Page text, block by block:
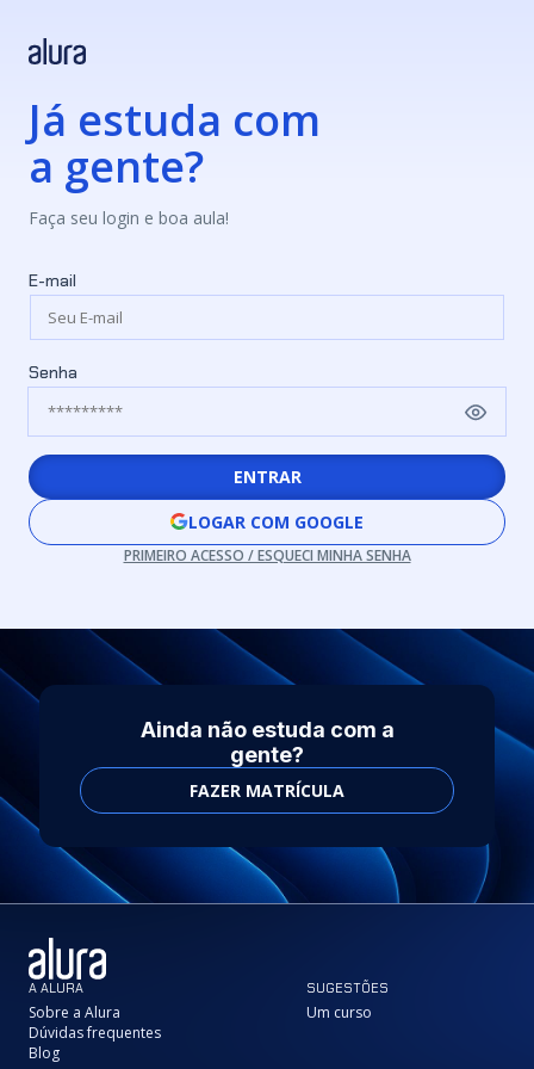
Já estuda com
a gente?
Faça seu login e boa aula!
E-mail
Senha
ENTRAR
LOGAR COM GOOGLE
PRIMEIRO ACESSO / ESQUECI MINHA SENHA
Ainda não estuda com a
gente?
FAZER MATRÍCULA
A ALURA
Sobre a Alura
Dúvidas frequentes
Blog
SUGESTÕES
Um curso